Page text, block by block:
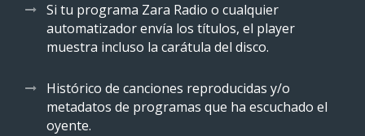
Si tu programa Zara Radio o cualquier
automatizador envía los títulos, el player
muestra incluso la carátula del disco.
Histórico de canciones reproducidas y/o
metadatos de programas que ha escuchado el
oyente.